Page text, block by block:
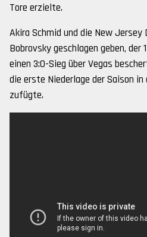
Tore erzielte.
Akira Schmid und die New
Bobrovsky geschlagen geben,
einen 3:0-Sieg über Vegas
die erste Niederlage der Saison
zufügte.